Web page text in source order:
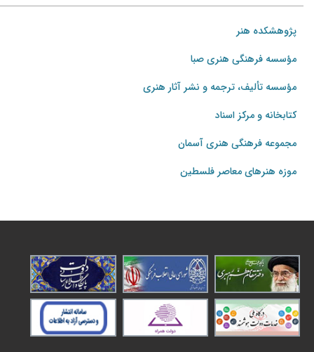
پژوهشکده هنر
مؤسسه فرهنگی هنری صبا
مؤسسه تألیف، ترجمه و نشر آثار هنری
کتابخانه و مرکز اسناد
مجموعه فرهنگی هنری آسمان
موزه هنرهای‌ معاصر فلسطین